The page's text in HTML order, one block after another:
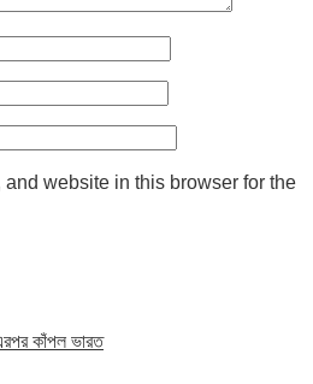
website in this browser for the